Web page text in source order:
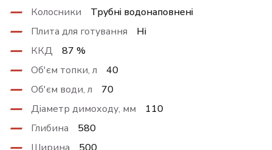
Колосники
Трубні водонаповнені
Плита для готування
Ні
ККД
87 %
Об'єм топки, л
40
Об'єм води, л
70
Діаметр димоходу, мм
110
Глибина
580